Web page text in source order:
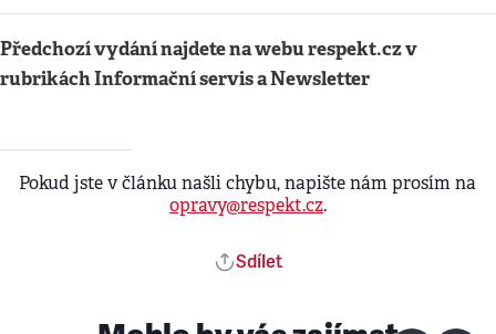
Předchozí vydání najdete na webu respekt.cz v
rubrikách Informační servis a Newsletter
Pokud jste v článku našli chybu, napište nám prosím na
opravy@respekt.cz.
Sdílet